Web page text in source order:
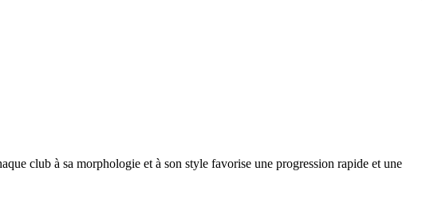
club à sa morphologie et à son style favorise une progression rapide et une